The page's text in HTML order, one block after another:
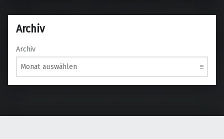
Archiv
Archiv